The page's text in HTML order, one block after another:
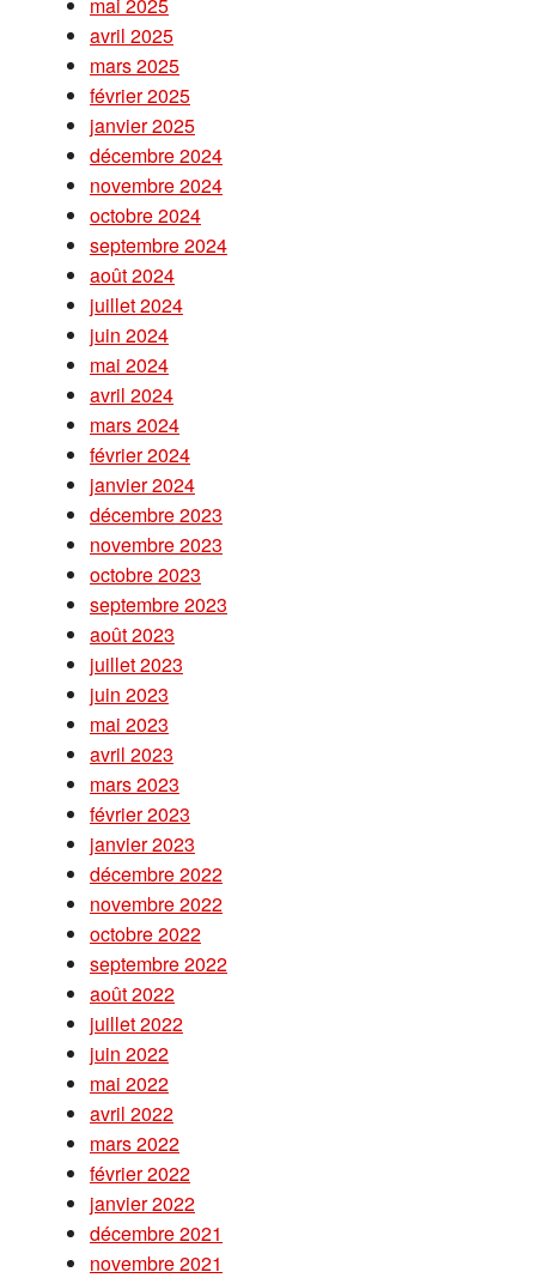
avril 2025
mars 2025
février 2025
janvier 2025
décembre 2024
novembre 2024
octobre 2024
septembre 2024
août 2024
juillet 2024
juin 2024
mai 2024
avril 2024
mars 2024
février 2024
janvier 2024
décembre 2023
novembre 2023
octobre 2023
septembre 2023
août 2023
juillet 2023
juin 2023
mai 2023
avril 2023
mars 2023
février 2023
janvier 2023
décembre 2022
novembre 2022
octobre 2022
septembre 2022
août 2022
juillet 2022
juin 2022
mai 2022
avril 2022
mars 2022
février 2022
janvier 2022
décembre 2021
novembre 2021